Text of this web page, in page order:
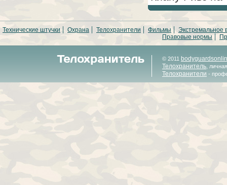
Технические штучки Охрана Телохранители Фильмы
Экстремальное
Правовые нормы
© 2011
Телохранитель ,
Телохранители -